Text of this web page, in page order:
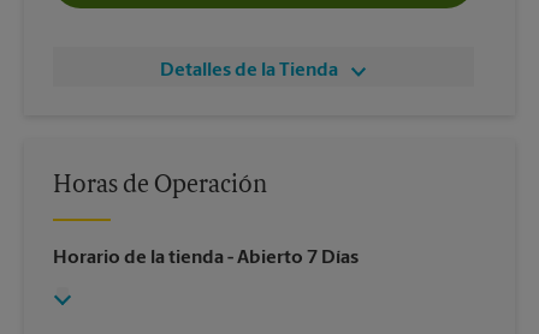
Detalles de la Tienda
Horas de Operación
Horario de la tienda - Abierto 7 Días